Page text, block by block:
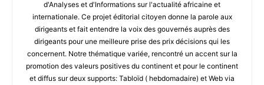
d'Analyses et d'Informations sur l'actualité africaine et
internationale. Ce projet éditorial citoyen donne la parole aux
dirigeants et fait entendre la voix des gouvernés auprès des
dirigeants pour une meilleure prise des prix décisions qui les
concernent. Notre thématique variée, rencontré un accent sur la
promotion des valeurs positives du continent et pour le continent
et diffus sur deux supports: Tabloïd ( hebdomadaire) et Web via